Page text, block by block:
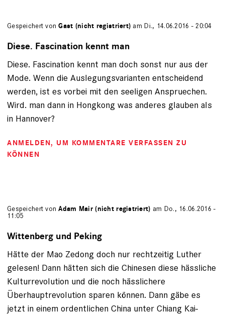
Gespeichert vonGast (nicht registriert) am Di., 14.06.2016 - 20:04
Diese. Fascination kennt man
Diese. Fascination kennt man doch sonst nur aus der
Mode. Wenn die Auslegungsvarianten entscheidend
werden, ist es vorbei mit den seeligen Anspruechen.
Wird. man dann in Hongkong was anderes glauben als
in Hannover?
ANMELDEN, UM KOMMENTARE VERFASSEN ZU
KÖNNEN
Gespeichert vonAdam Mair (nicht registriert) am Do., 16.06.2016 -
11:05
Wittenberg und Peking
Hätte der Mao Zedong doch nur rechtzeitig Luther
gelesen! Dann hätten sich die Chinesen diese hässliche
Kulturrevolution und die noch hässlichere
Überhauptrevolution sparen können. Dann gäbe es
jetzt in einem ordentlichen China unter Chiang Kai-